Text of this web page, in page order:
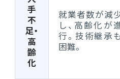
手
不
足・
高
齢
化
就業者数が減
し、高齢化が
行。技術継承
困難。